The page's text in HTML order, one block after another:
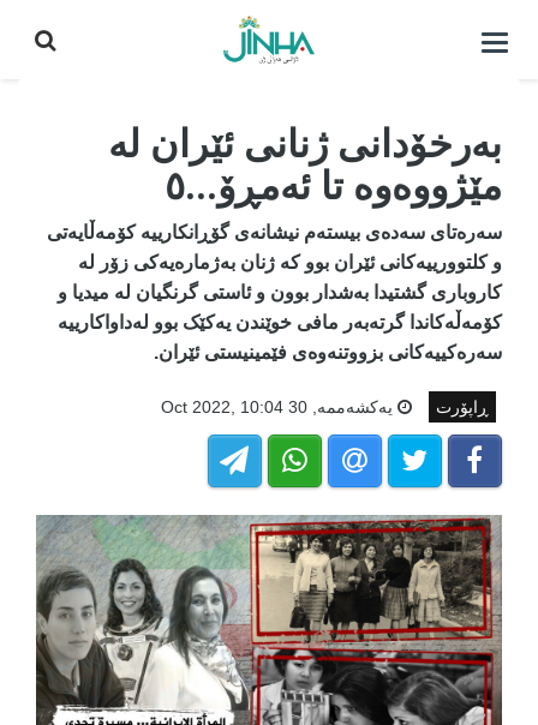
كردنه‌وه‌ی
بەرخۆدانی ژنانی ئێران لە
مێژووەوە تا ئەمڕۆ...٥
سەرەتای سەدەی بیستەم نیشانەی گۆڕانکارییە کۆمەڵایەتی
و کلتوورییەکانی ئێران بوو کە ژنان بەژمارەیەکی زۆر لە
کاروباری گشتیدا بەشدار بوون و ئاستی گرنگیان لە میدیا و
کۆمەڵەکاندا گرتەبەر مافی خوێندن یەکێک بوو لەداواکارییە
سەرەکییەکانی بزووتنەوەی فێمینیستی ئێران.
ڕاپۆرت یه‌كشه‌ممه‌, 30 Oct 2022, 10:04